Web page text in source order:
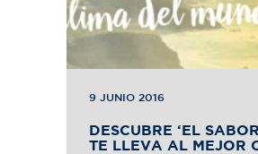
9 JUNIO 2016
DESCUBRE ‘EL
TE LLEVA AL MEJOR